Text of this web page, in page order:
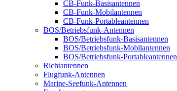
CB-Funk-Basisantennen
CB-Funk-Mobilantennen
CB-Funk-Portableantennen
BOS/Betriebsfunk-Antennen
BOS/Betriebsfunk-Basisantennen
BOS/Betriebsfunk-Mobilantennen
BOS/Betriebsfunk-Portableantennen
Richtantennen
Flugfunk-Antennen
Marine-Seefunk-Antennen